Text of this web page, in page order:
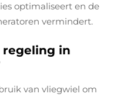
optimaliseert en de
vermindert.
in
van vliegwiel om